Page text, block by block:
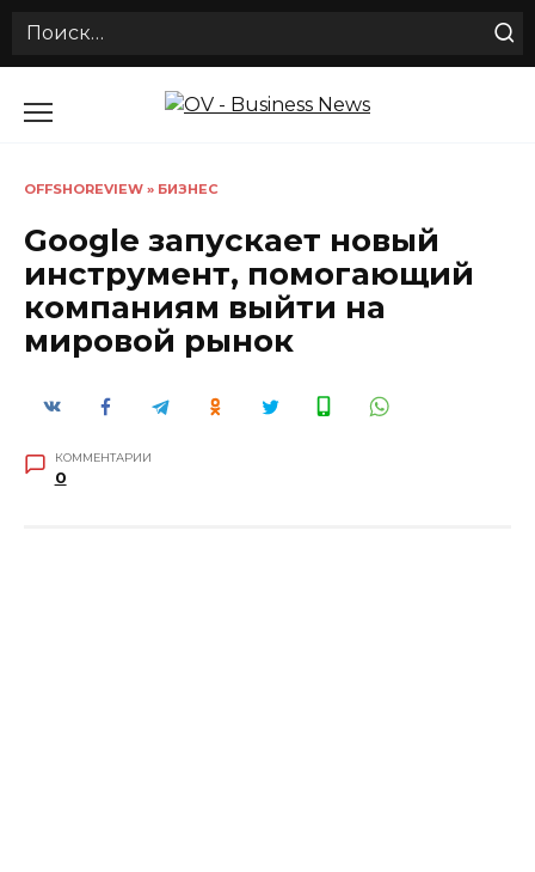
Search
OFFSHOREVIEW » БИЗНЕС
Google запускает новый
инструмент, помогающий
компаниям выйти на
мировой рынок
КОММЕНТАРИИ
0